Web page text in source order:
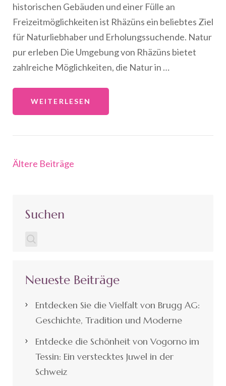
historischen Gebäuden und einer Fülle an
Freizeitmöglichkeiten ist Rhäzüns ein beliebtes Ziel
für Naturliebhaber und Erholungssuchende. Natur
pur erleben Die Umgebung von Rhäzüns bietet
zahlreiche Möglichkeiten, die Natur in …
WEITERLESEN
Beitragsnavigation
Ältere Beiträge
Suchen
Neueste Beiträge
Entdecken Sie die Vielfalt von Brugg AG:
Geschichte, Tradition und Moderne
Entdecke die Schönheit von Vogorno im
Tessin: Ein verstecktes Juwel in der
Schweiz